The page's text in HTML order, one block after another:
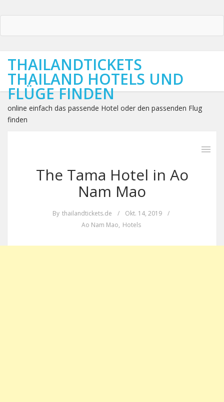
THAILANDTICKETS
THAILAND HOTELS UND
FLÜGE FINDEN
online einfach das passende Hotel oder den passenden Flug
finden
The Tama Hotel in Ao
Nam Mao
By thailandtickets.de / Okt. 14, 2019
/
Ao Nam Mao, Hotels